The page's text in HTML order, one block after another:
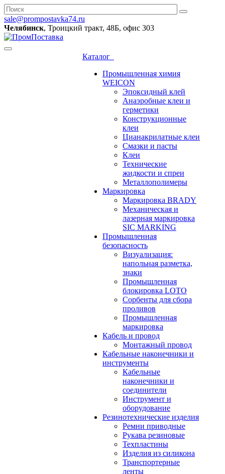
sale@prompostavka74.ru
Челябинск, Троицкий тракт, 48Б, офис 303
Каталог
Промышленная химия
WEICON
Эпоксидный клей
Анаэробные клеи и
герметики
Конструкционные
клеи
Цианакрилатные клеи
Смазки и пасты
Клеи
Технические
жидкости и спреи
Металлополимеры
Маркировка
Маркировка BRADY
Механическая и
лазерная маркировка
SIC MARKING
Промышленная
безопасность
Визуализация:
напольная разметка,
знаки
Промышленная
блокировка LOTO
Сорбенты для сбора
проливов
Промышленная
маркировка
Кабель и провод
Монтажный провод
Кабельные наконечники и
инструменты
Кабельные
наконечники и
соединители
Инструмент и
оборудование
Резинотехнические изделия
Ремни приводные
Рукава резиновые
Техпластины
Изделия из силикона
Транспортерные
ленты